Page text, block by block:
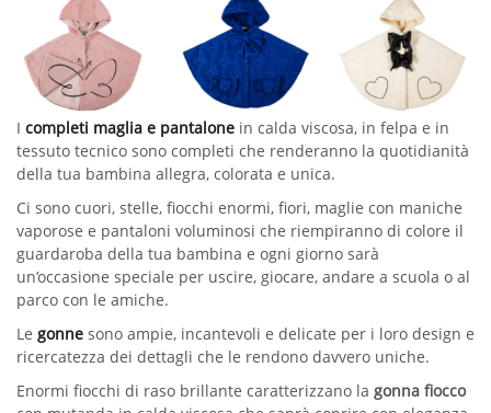
I completi maglia e pantalone in calda viscosa, in felpa e in
tessuto tecnico sono completi che renderanno la quotidianità
della tua bambina allegra, colorata e unica.
Ci sono cuori, stelle, fiocchi enormi, fiori, maglie con maniche
vaporose e pantaloni voluminosi che riempiranno di colore il
guardaroba della tua bambina e ogni giorno sarà
un’occasione speciale per uscire, giocare, andare a scuola o al
parco con le amiche.
Le gonne sono ampie, incantevoli e delicate per i loro design e
ricercatezza dei dettagli che le rendono davvero uniche.
Enormi fiocchi di raso brillante caratterizzano la gonna fiocco